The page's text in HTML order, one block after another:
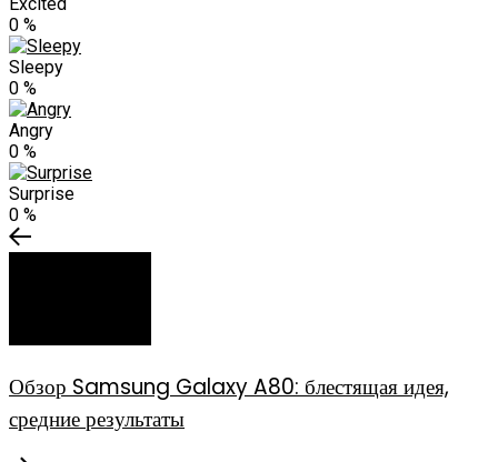
0 %
Sleepy
0 %
Angry
0 %
Surprise
0 %
Обзор Samsung Galaxy A80: блестящая идея,
средние результаты